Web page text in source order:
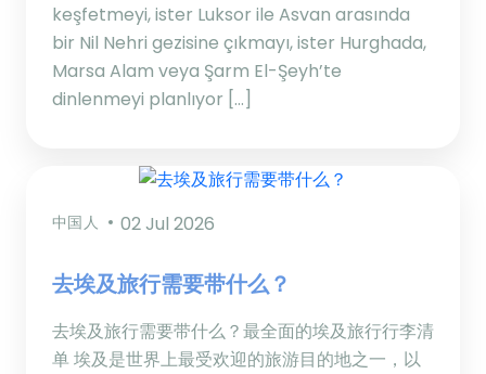
keşfetmeyi, ister Luksor ile Asvan arasında
bir Nil Nehri gezisine çıkmayı, ister Hurghada,
Marsa Alam veya Şarm El-Şeyh’te
dinlenmeyi planlıyor […]
中国人 02 Jul 2026
去埃及旅行需要带什么？
去埃及旅行需要带什么？最全面的埃及旅行行李清
单 埃及是世界上最受欢迎的旅游目的地之一，以